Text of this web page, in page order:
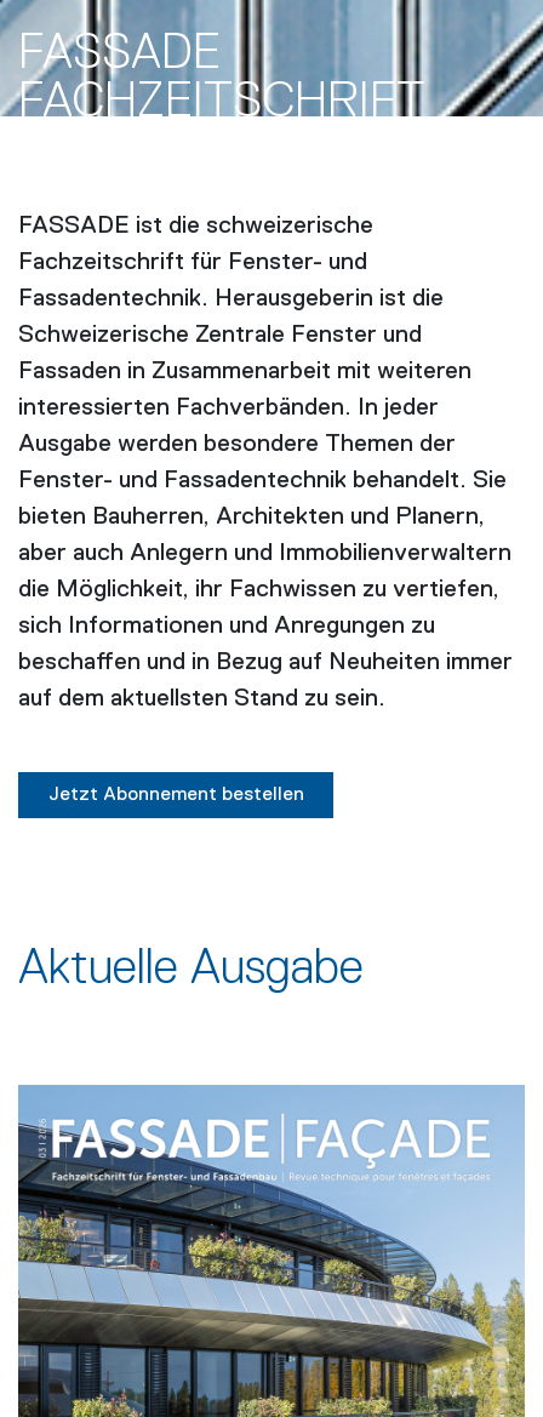
FASSADE
FACH­ZEITSCHRIFT
FASSADE ist die schweizerische
Fachzeitschrift für Fenster- und
Fassadentechnik. Herausgeberin ist die
Schweizerische Zentrale Fenster und
Fassaden in Zusammenarbeit mit weiteren
interessierten Fachverbänden. In jeder
Ausgabe werden besondere Themen der
Fenster- und Fassadentechnik behandelt. Sie
bieten Bauherren, Architekten und Planern,
aber auch Anlegern und Immobilienverwaltern
die Möglichkeit, ihr Fachwissen zu vertiefen,
sich Informationen und Anregungen zu
beschaffen und in Bezug auf Neuheiten immer
auf dem aktuellsten Stand zu sein.
Jetzt Abonnement bestellen
Aktuelle Ausgabe